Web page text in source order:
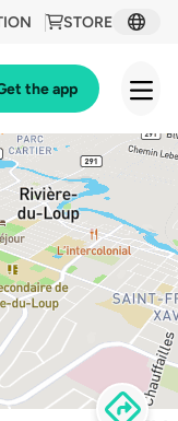
STORE
the app